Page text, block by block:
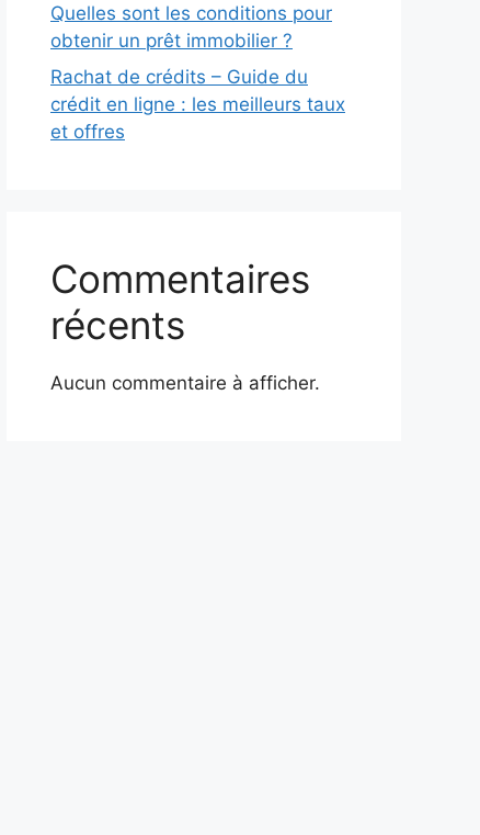
Quelles sont les conditions pour
obtenir un prêt immobilier ?
Rachat de crédits – Guide du
crédit en ligne : les meilleurs taux
et offres
Commentaires
récents
Aucun commentaire à afficher.